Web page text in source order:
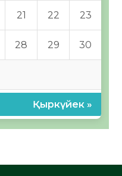
21 22 23
28 29 30
Қыркүйек »